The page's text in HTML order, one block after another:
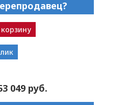
049 руб.